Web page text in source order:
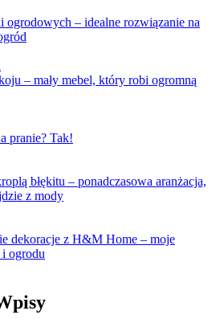
ogrodowych – idealne rozwiązanie na
– mały mebel, który robi ogromną
pranie? Tak!
błękitu – ponadczasowa aranżacja,
z mody
dekoracje z H&M Home – moje
ogrodu